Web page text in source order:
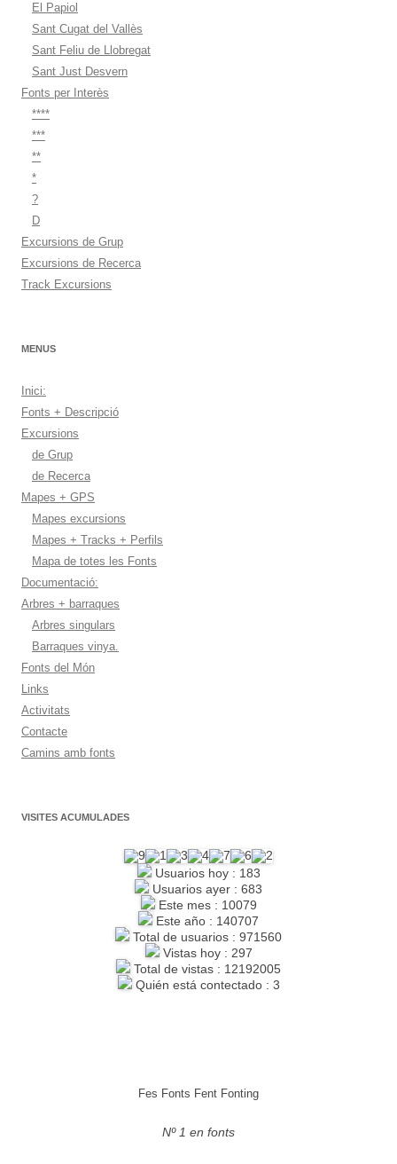
El Papiol
Sant Cugat del Vallès
Sant Feliu de Llobregat
Sant Just Desvern
Fonts per Interès
****
***
**
*
?
D
Excursions de Grup
Excursions de Recerca
Track Excursions
MENUS
Inici:
Fonts + Descripció
Excursions
de Grup
de Recerca
Mapes + GPS
Mapes excursions
Mapes + Tracks + Perfils
Mapa de totes les Fonts
Documentació:
Arbres + barraques
Arbres singulars
Barraques vinya.
Fonts del Món
Links
Activitats
Contacte
Camins amb fonts
VISITES ACUMULADES
Usuarios hoy : 183
Usuarios ayer : 683
Este mes : 10079
Este año : 140707
Total de usuarios : 971560
Vistas hoy : 297
Total de vistas : 12192005
Quién está contectado : 3
Fes Fonts Fent Fonting
Nº 1 en fonts